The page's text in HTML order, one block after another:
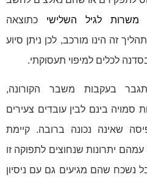
משרות לגיל השלישי כתוצאה
זה הינו מורכב, לכן ניתן סיוע
לכלים למיפוי תעסוקתי.
בעקבות משבר הקורונה,
בינם לבין עובדים צעירים
שאינה נכונה ברובה. קיימת
יתרונות שנחוצים לתפוקה זו
נשכח שהם מגיעים גם עם ניסיון